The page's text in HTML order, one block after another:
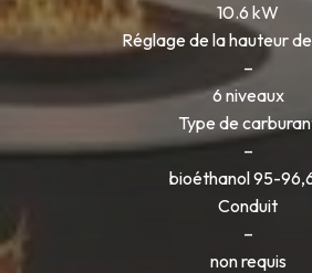
10.6 kW
Réglage de la hauteur
–
6 niveaux
Type de
–
bioéthanol 95-
Conduit
–
non requis